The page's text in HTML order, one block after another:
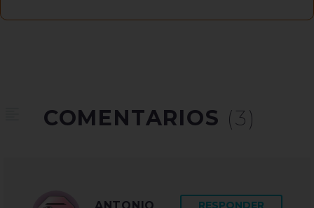
COMENTARIOS (3)
RESPONDER